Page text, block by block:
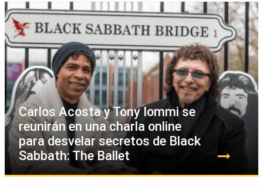
Carlos Acosta y Tony Iommi se
reunirán en una charla online
para desvelar secretos de Black
Sabbath: The Ballet